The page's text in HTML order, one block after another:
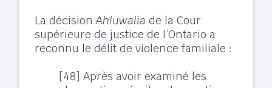
La décisionAhluwaliade la Cour
supérieure de justice de l’Ontario a
reconnu le délit de violence familiale :
[48] Après avoir examiné les